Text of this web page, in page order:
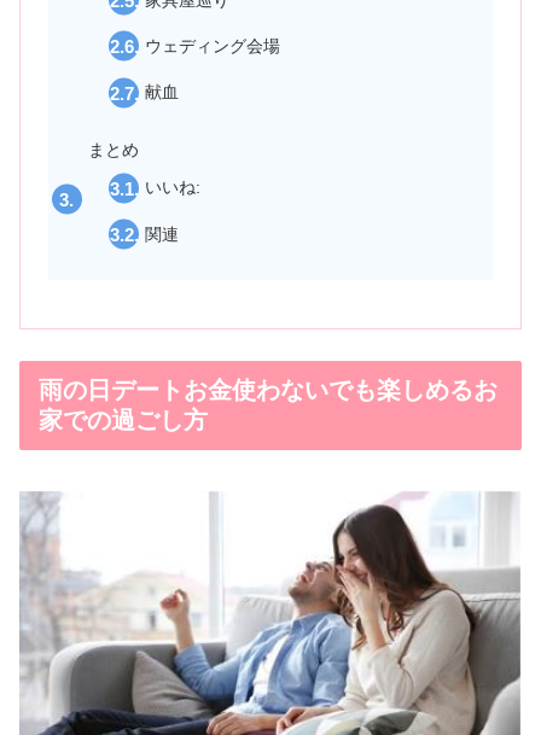
ウェディング会場
献血
まとめ
いいね:
関連
雨の日デートお金使わないでも楽しめるお
家での過ごし方